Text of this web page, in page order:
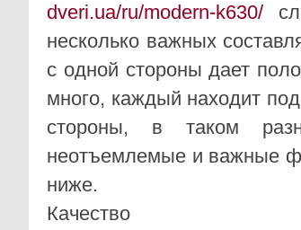
dveri.ua/ru/modern-k630/
несколько важных
с одной стороны дает
много, каждый находит
стороны, в таком
неотъемлемые и важные
ниже.
Качество